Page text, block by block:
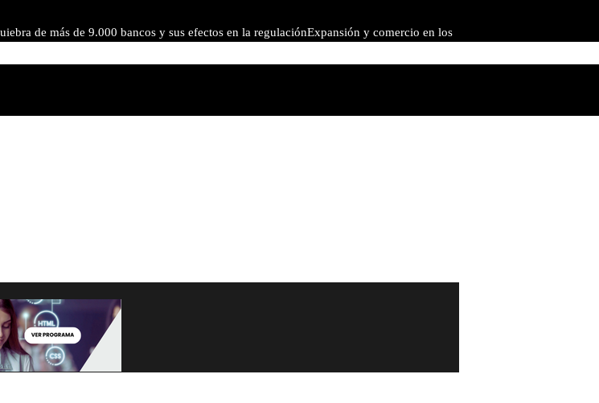
de más de 9.000 bancos y sus efectos en la regulaciónExpansión y comercio en los